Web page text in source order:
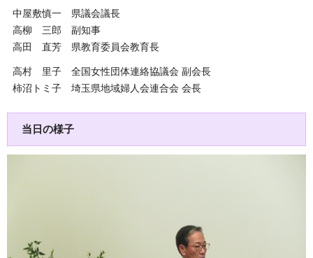
中屋敷慎一 県議会議長
高柳 三郎 副知事
高田 直芳 県教育委員会教育長
高村 里子 全国女性団体連絡協議会 副会長
柿沼トミ子 埼玉県地域婦人会連合会 会長
当日の様子